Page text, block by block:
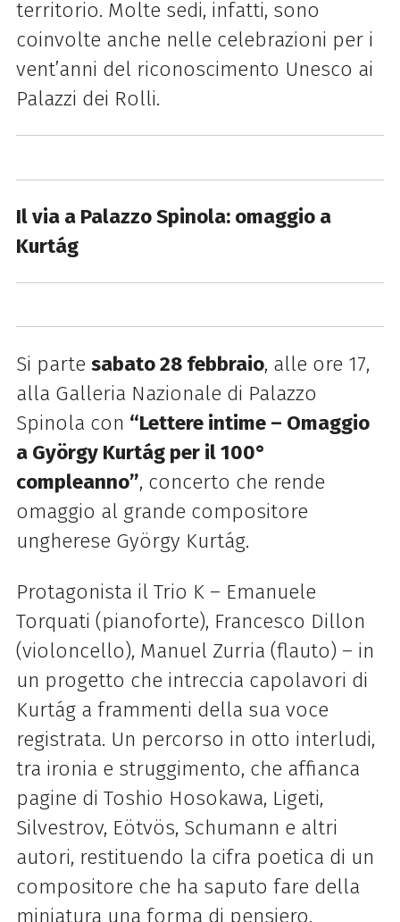
territorio. Molte sedi, infatti, sono
coinvolte anche nelle celebrazioni per i
vent’anni del riconoscimento Unesco ai
Palazzi dei Rolli.
Il via a Palazzo Spinola: omaggio a
Kurtág
Si parte sabato 28 febbraio, alle ore 17,
alla Galleria Nazionale di Palazzo
Spinola con “Lettere intime – Omaggio
a György Kurtág per il 100°
compleanno”, concerto che rende
omaggio al grande compositore
ungherese György Kurtág.
Protagonista il Trio K – Emanuele
Torquati (pianoforte), Francesco Dillon
(violoncello), Manuel Zurria (flauto) – in
un progetto che intreccia capolavori di
Kurtág a frammenti della sua voce
registrata. Un percorso in otto interludi,
tra ironia e struggimento, che affianca
pagine di Toshio Hosokawa, Ligeti,
Silvestrov, Eötvös, Schumann e altri
autori, restituendo la cifra poetica di un
compositore che ha saputo fare della
miniatura una forma di pensiero.